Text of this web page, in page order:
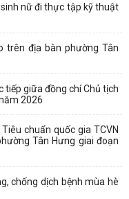
nữ đi thực tập kỹ thuật
trên địa bàn phường Tân
tiếp giữa đồng chí Chủ tịch
2026
chuẩn quốc gia TCVN
Tân Hưng giai đoạn
chống dịch bệnh mùa hè